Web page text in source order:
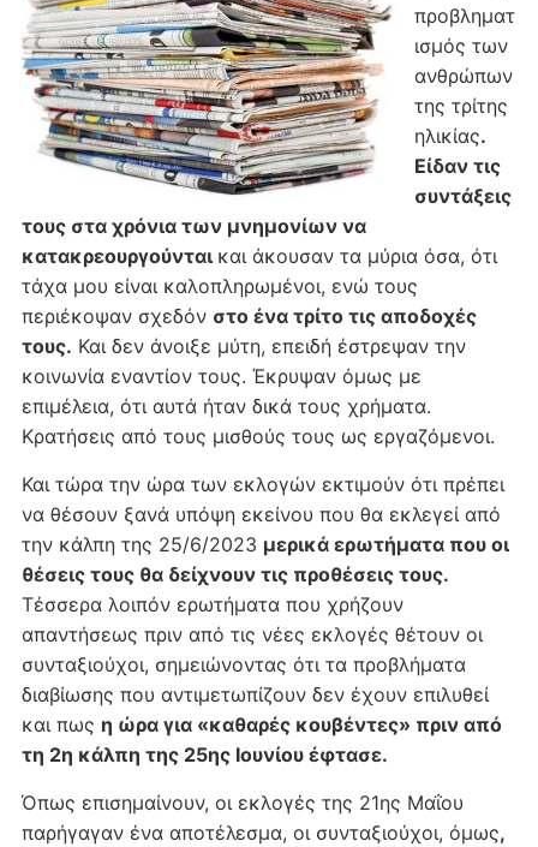
προβληματ
ισμός των
ανθρώπων
της τρίτης
ηλικίας.
Είδαν τις
συντάξεις
τους στα χρόνια των μνημονίων να
κατακρεουργούνται και άκουσαν τα μύρια όσα, ότι
τάχα μου είναι καλοπληρωμένοι, ενώ τους
περιέκοψαν σχεδόν στο ένα τρίτο τις αποδοχές
τους. Και δεν άνοιξε μύτη, επειδή έστρεψαν την
κοινωνία εναντίον τους. Έκρυψαν όμως με
επιμέλεια, ότι αυτά ήταν δικά τους χρήματα.
Κρατήσεις από τους μισθούς τους ως εργαζόμενοι.
Και τώρα την ώρα των εκλογών εκτιμούν ότι πρέπει
να θέσουν ξανά υπόψη εκείνου που θα εκλεγεί από
την κάλπη της 25/6/2023 μερικά ερωτήματα που οι
θέσεις τους θα δείχνουν τις προθέσεις τους.
Τέσσερα λοιπόν ερωτήματα που χρήζουν
απαντήσεως πριν από τις νέες εκλογές θέτουν οι
συνταξιούχοι, σημειώνοντας ότι τα προβλήματα
διαβίωσης που αντιμετωπίζουν δεν έχουν επιλυθεί
και πως η ώρα για «καθαρές κουβέντες» πριν από
τη 2η κάλπη της 25ης Ιουνίου έφτασε.
Όπως επισημαίνουν, οι εκλογές της 21ης Μαΐου
παρήγαγαν ένα αποτέλεσμα, οι συνταξιούχοι, όμως,